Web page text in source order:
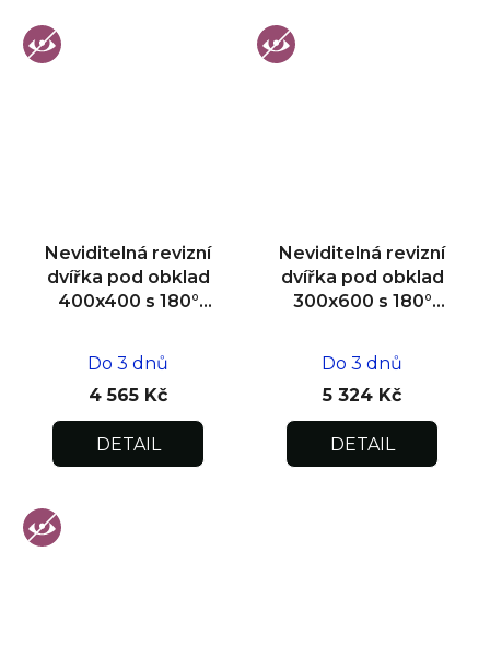
Neviditelná revizní
dvířka pod obklad
400x400 s 180°
Do 3 dnů
4 565 Kč
DETAIL
Neviditelná revizní
dvířka pod obklad
300x600 s 180°
Do 3 dnů
5 324 Kč
DETAIL